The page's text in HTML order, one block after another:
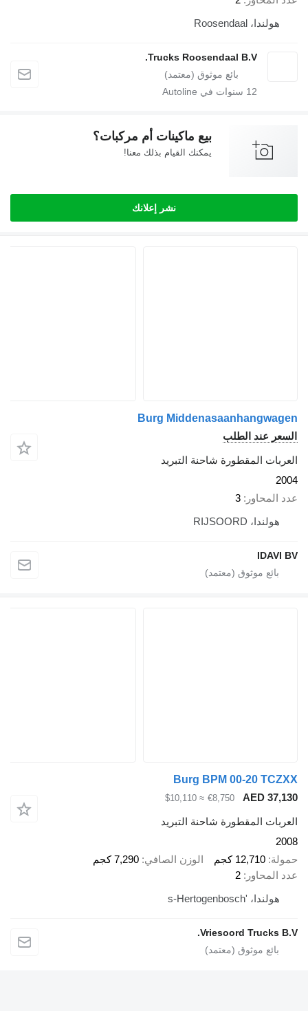
Trucks Roosendaal B.V.
سنوات في Autoline
بيع ماكينات أم مركبات؟
يمكنك القيام بذلك معنا!
نشر إعلانك
Burg
عند الطلب
المقطورة شاحنة التبريد
3
Burg BPM 00-20
AED
€8,750
≈ $10,110
المقطورة شاحنة التبريد
12,710 كجم الوزن الصافي
7,290 كجم
2
Vriesoord